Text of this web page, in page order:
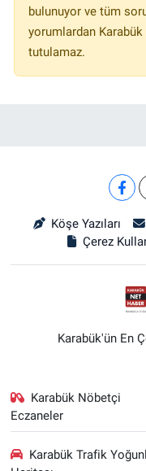
bulunuyor ve tüm
yorumlardan
tutulamaz.
Köşe Yazıları
Çerez
Karabük'ün En
Karabük Nöbetçi
Eczaneler
Karabük Trafik